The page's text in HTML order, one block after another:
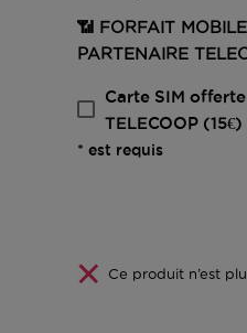
📶 FORFAIT
PARTENAIRE
Carte SIM
TELECOOP (15€)
* est requis
Ce produit n’est